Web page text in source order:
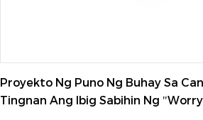
Proyekto Ng Puno Ng Buhay Sa
Tingnan Ang Ibig Sabihin Ng